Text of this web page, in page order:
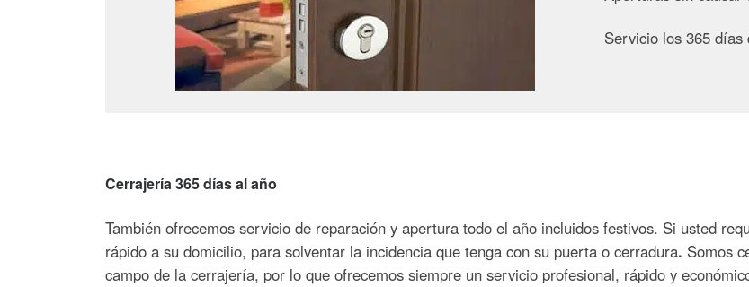
Servicio los 365 días
Cerrajería 365 días al año
También ofrecemos servicio de reparación y apertura todo el año incluidos festivos. Si usted
rápido a su domicilio, para solventar la incidencia que tenga con su puerta o cerradura. Somos
campo de la cerrajería, por lo que ofrecemos siempre un servicio profesional, rápido y